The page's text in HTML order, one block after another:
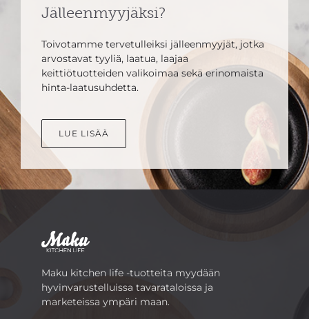
Jälleenmyyjäksi?
Toivotamme tervetulleiksi jälleenmyyjät, jotka
arvostavat tyyliä, laatua, laajaa
keittiötuotteiden valikoimaa sekä erinomaista
hinta-laatusuhdetta.
LUE LISÄÄ
Maku kitchen life -tuotteita myydään
hyvinvarustelluissa tavarataloissa ja
marketeissa ympäri maan.